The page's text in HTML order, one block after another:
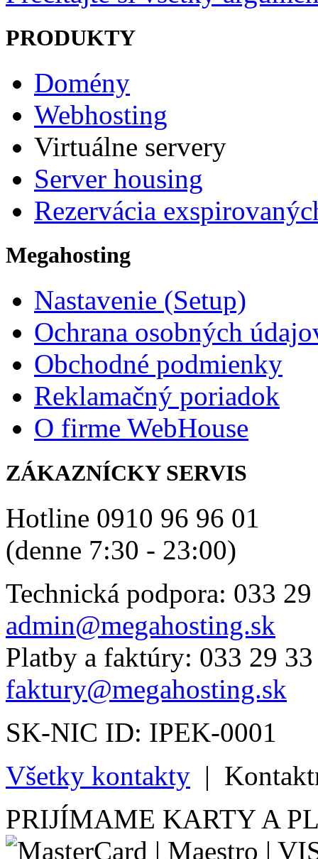
PRODUKTY
Domény
Webhosting
Virtuálne servery
Server housing
Rezervácia
Megahosting
Nastavenie (Setup)
Ochrana osobných
Obchodné podmienky
Reklamačný poriadok
O firme WebHouse
ZÁKAZNÍCKY SERVIS
Hotline 0910 96 96 01
(denne 7:30 - 23:00)
Technická podpora: 033
admin@megahosting.sk
Platby a faktúry: 033 29
faktury@megahosting.sk
SK-NIC ID: IPEK-0001
Všetky kontakty |
PRIJÍMAME KARTY A